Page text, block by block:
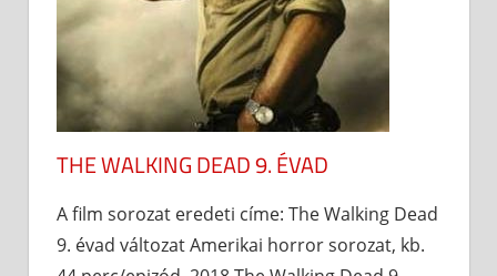
THE WALKING DEAD 9. ÉVAD
A film sorozat eredeti címe: The Walking Dead
9. évad változat Amerikai horror sorozat, kb.